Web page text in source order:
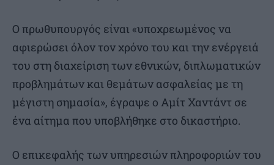
Ο πρωθυπουργός είναι «υποχρεωμένος να
αφιερώσει όλον τον χρόνο του και την ενέργειά
του στη διαχείριση των εθνικών, διπλωματικών
προβλημάτων και θεμάτων ασφαλείας με τη
μέγιστη σημασία», έγραψε ο Αμίτ Χαντάντ σε
ένα αίτημα που υποβλήθηκε στο δικαστήριο.
Ο επικεφαλής των υπηρεσιών πληροφοριών του